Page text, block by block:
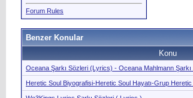
Forum Rules
Benzer Konular
Konu
Oceana Şarkı Sözleri (Lyrics) - Oceana Mahlmann
Heretic Soul Biyografisi-Heretic Soul Hayatı-Grup